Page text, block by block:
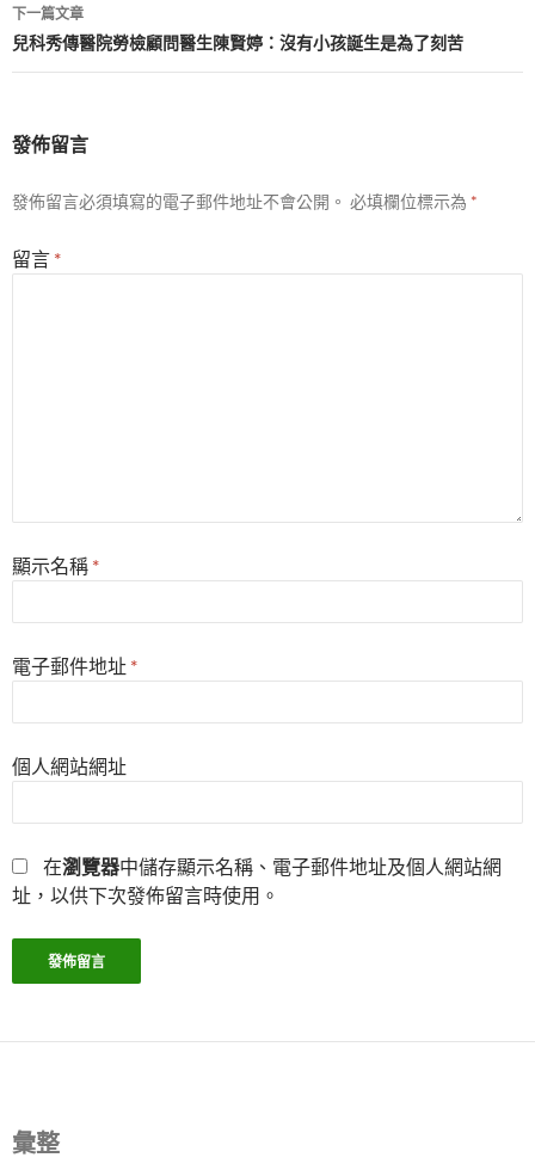
覽
下一篇文章
兒科秀傳醫院勞檢顧問醫生陳賢婷：沒有小孩誕生是為了刻苦
發佈留言
發佈留言必須填寫的電子郵件地址不會公開。 必填欄位標示為 *
留言 *
顯示名稱 *
電子郵件地址 *
個人網站網址
在瀏覽器中儲存顯示名稱、電子郵件地址及個人網站網
址，以供下次發佈留言時使用。
彙整